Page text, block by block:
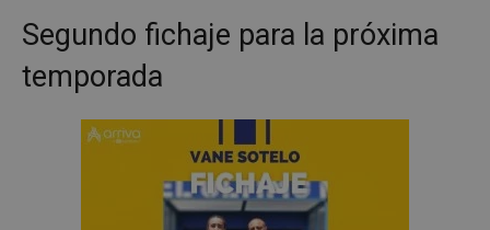
Segundo fichaje para la próxima
temporada